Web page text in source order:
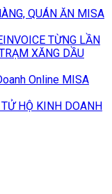
QUÁN ĂN MISA
TỪNG LẦN
XĂNG DẦU
Online MISA
HỘ KINH DOANH